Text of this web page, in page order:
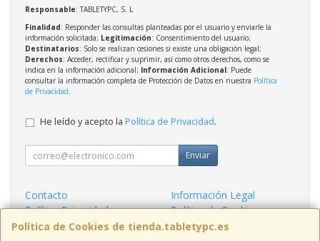
Política de Cookies de tienda.tabletypc.es
Responsable: TABLETYPC, S. L
Finalidad: Responder las consultas planteadas por el usuario y enviarle la
información solicitada; Legitimación: Consentimiento del usuario;
Destinatarios: Solo se realizan cesiones si existe una obligación legal;
Derechos: Acceder, rectificar y suprimir, así como otros derechos, como se
indica en la información adicional; Información Adicional: Puede
consultar la información completa de Protección de Datos en nuestra Política
de Privacidad.
He leído y acepto la Política de Privacidad.
Enviar
Contacto
Información Legal
Política Privacidad
Política de Cookies
Condiciones de Compra
Formas de Pago